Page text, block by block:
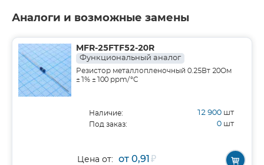
Аналоги и возможные замены
MFR-25FTF52-20R
Функциональный аналог
Резистор металлопленочный 0.25Вт 20Ом
±1% ±100 ppm/°C
Наличие: 12 900 шт
Под заказ: 0 шт
Цена от: от 0,91₽